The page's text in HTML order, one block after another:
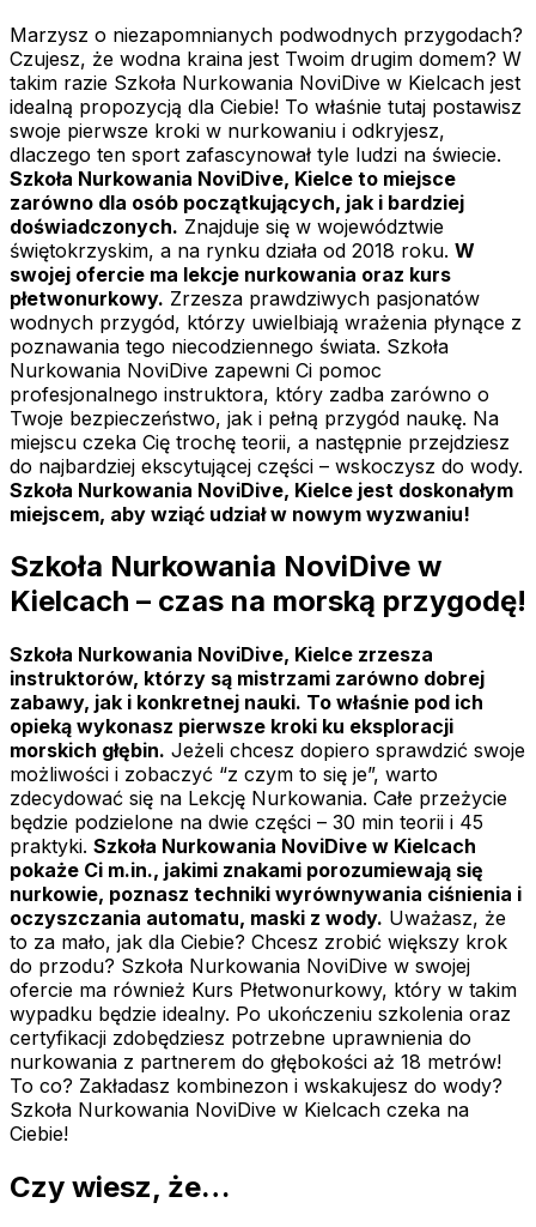
Marzysz o niezapomnianych podwodnych przygodach?
Czujesz, że wodna kraina jest Twoim drugim domem? W
takim razie Szkoła Nurkowania NoviDive w Kielcach jest
idealną propozycją dla Ciebie! To właśnie tutaj postawisz
swoje pierwsze kroki w nurkowaniu i odkryjesz,
dlaczego ten sport zafascynował tyle ludzi na świecie.
Szkoła Nurkowania NoviDive, Kielce to miejsce
zarówno dla osób początkujących, jak i bardziej
doświadczonych. Znajduje się w województwie
świętokrzyskim, a na rynku działa od 2018 roku. W
swojej ofercie ma lekcje nurkowania oraz kurs
płetwonurkowy. Zrzesza prawdziwych pasjonatów
wodnych przygód, którzy uwielbiają wrażenia płynące z
poznawania tego niecodziennego świata. Szkoła
Nurkowania NoviDive zapewni Ci pomoc
profesjonalnego instruktora, który zadba zarówno o
Twoje bezpieczeństwo, jak i pełną przygód naukę. Na
miejscu czeka Cię trochę teorii, a następnie przejdziesz
do najbardziej ekscytującej części – wskoczysz do wody.
Szkoła Nurkowania NoviDive, Kielce jest doskonałym
miejscem, aby wziąć udział w nowym wyzwaniu!
Szkoła Nurkowania NoviDive w
Kielcach – czas na morską przygodę!
Szkoła Nurkowania NoviDive, Kielce zrzesza
instruktorów, którzy są mistrzami zarówno dobrej
zabawy, jak i konkretnej nauki. To właśnie pod ich
opieką wykonasz pierwsze kroki ku eksploracji
morskich głębin. Jeżeli chcesz dopiero sprawdzić swoje
możliwości i zobaczyć “z czym to się je”, warto
zdecydować się na Lekcję Nurkowania. Całe przeżycie
będzie podzielone na dwie części – 30 min teorii i 45
praktyki. Szkoła Nurkowania NoviDive w Kielcach
pokaże Ci m.in., jakimi znakami porozumiewają się
nurkowie, poznasz techniki wyrównywania ciśnienia i
oczyszczania automatu, maski z wody. Uważasz, że
to za mało, jak dla Ciebie? Chcesz zrobić większy krok
do przodu? Szkoła Nurkowania NoviDive w swojej
ofercie ma również Kurs Płetwonurkowy, który w takim
wypadku będzie idealny. Po ukończeniu szkolenia oraz
certyfikacji zdobędziesz potrzebne uprawnienia do
nurkowania z partnerem do głębokości aż 18 metrów!
To co? Zakładasz kombinezon i wskakujesz do wody?
Szkoła Nurkowania NoviDive w Kielcach czeka na
Ciebie!
Czy wiesz, że…